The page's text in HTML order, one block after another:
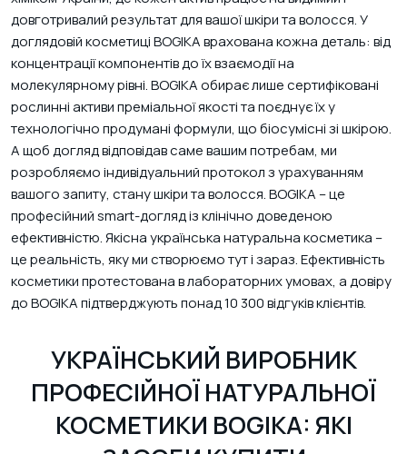
довготривалий результат для вашої шкіри та волосся. У
доглядовій косметиці BOGIKA врахована кожна деталь: від
концентрації компонентів до їх взаємодії на
молекулярному рівні. BOGIKA обирає лише сертифіковані
рослинні активи преміальної якості та поєднує їх у
технологічно продумані формули, що біосумісні зі шкірою.
А щоб догляд відповідав саме вашим потребам, ми
розробляємо індивідуальний протокол з урахуванням
вашого запиту, стану шкіри та волосся. BOGIKA – це
професійний smart-догляд із клінічно доведеною
ефективністю. Якісна українська натуральна косметика –
це реальність, яку ми створюємо тут і зараз. Ефективність
косметики протестована в лабораторних умовах, а довіру
до BOGIKA підтверджують понад 10 300 відгуків клієнтів.
УКРАЇНСЬКИЙ ВИРОБНИК
ПРОФЕСІЙНОЇ НАТУРАЛЬНОЇ
КОСМЕТИКИ BOGIKA: ЯКІ
ВАШ КОШИК ПОРОЖНІЙ
Додавайте в кошик товари, які хочете придбати
Акційні товари